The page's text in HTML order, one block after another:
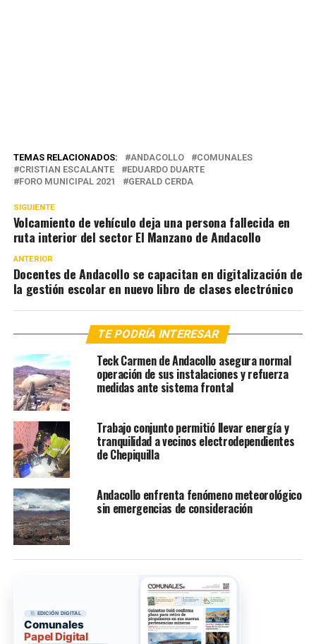
TEMAS RELACIONADOS: ANDACOLLO
COMUNALES
CRISTIAN ESCALANTE
EDUARDO DUARTE
FORO MUNICIPAL 2021
GERALD CERDA
SIGUIENTE
Volcamiento de vehículo deja una persona fallecida en
ruta interior del sector El Manzano de Andacollo
ANTERIOR
Docentes de Andacollo se capacitan en digitalización de
la gestión escolar en nuevo libro de clases electrónico
TE PODRÍA INTERESAR
Teck Carmen de Andacollo asegura normal
operación de sus instalaciones y refuerza
medidas ante sistema frontal
Trabajo conjunto permitió llevar energía y
tranquilidad a vecinos electrodependientes
de Chepiquilla
Andacollo enfrenta fenómeno meteorológico
sin emergencias de consideración
EDICIÓN DIGITAL
Comunales
Papel Digital